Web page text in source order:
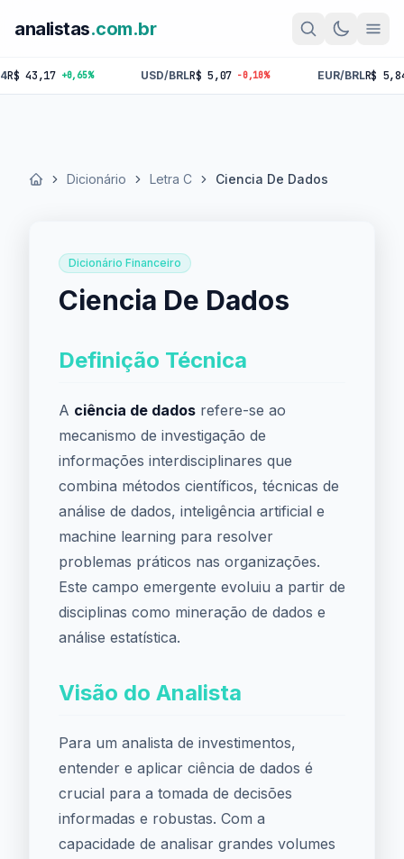
analistas.com.br
43,17 +0,65% USD/BRLR$ 5,07 -0,10% EUR/BRLR$ 5,84 -
Início Dicionário Letra C Ciencia De Dados
Dicionário Financeiro
Ciencia De Dados
Definição Técnica
A ciência de dados refere-se ao
mecanismo de investigação de
informações interdisciplinares que
combina métodos científicos, técnicas de
análise de dados, inteligência artificial e
machine learning para resolver
problemas práticos nas organizações.
Este campo emergente evoluiu a partir de
disciplinas como mineração de dados e
análise estatística.
Visão do Analista
Para um analista de investimentos,
entender e aplicar ciência de dados é
crucial para a tomada de decisões
informadas e robustas. Com a
capacidade de analisar grandes volumes